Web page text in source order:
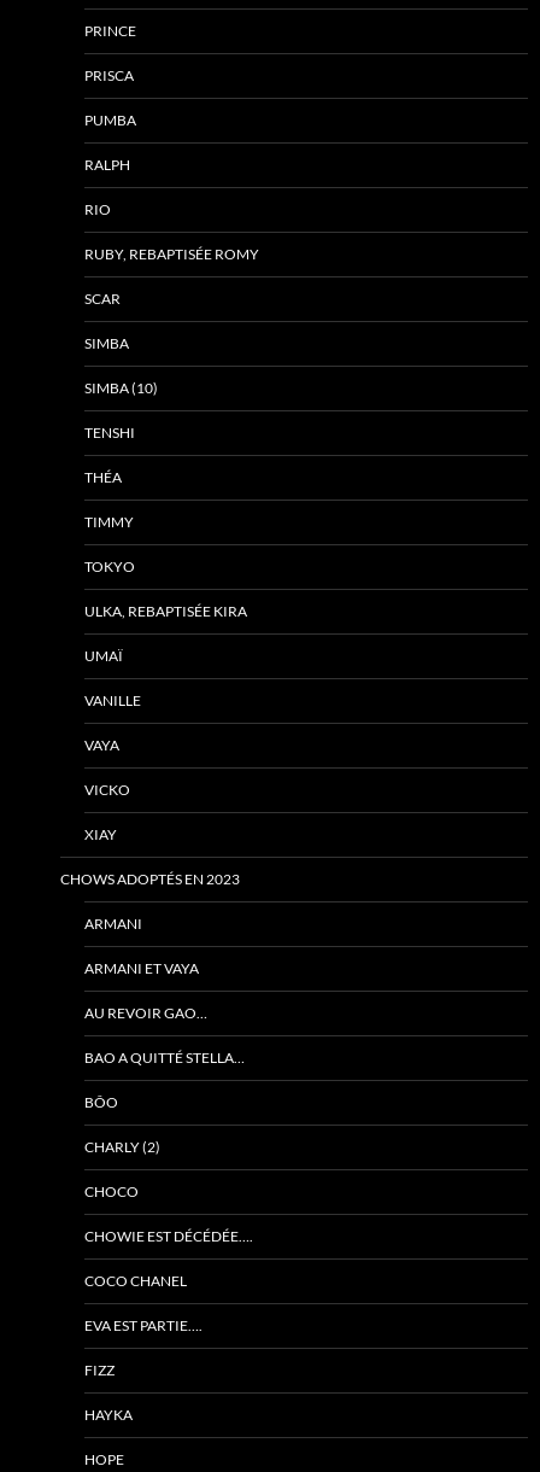
PRINCE
PRISCA
PUMBA
RALPH
RIO
RUBY, REBAPTISÉE ROMY
SCAR
SIMBA
SIMBA (10)
TENSHI
THÉA
TIMMY
TOKYO
ULKA, REBAPTISÉE KIRA
UMAÏ
VANILLE
VAYA
VICKO
XIAY
CHOWS ADOPTÉS EN 2023
ARMANI
ARMANI ET VAYA
AU REVOIR GAO…
BAO A QUITTÉ STELLA…
BÔO
CHARLY (2)
CHOCO
CHOWIE EST DÉCÉDÉE….
COCO CHANEL
EVA EST PARTIE….
FIZZ
HAYKA
HOPE